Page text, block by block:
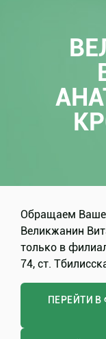
Обращаем Ваше
Великжанин
только в
74, ст.
ПЕРЕЙТИ В